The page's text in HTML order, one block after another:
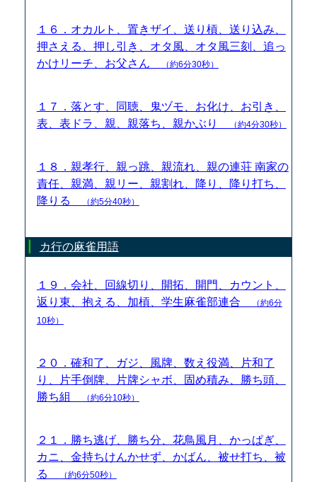
１６．オカルト、置きザイ、送り槓、送り込み、
押さえる、押し引き、オタ風、オタ風三刻、追っ
かけリーチ、お父さん
（約6分30秒）
１７．落とす、同聴、鬼ヅモ、お化け、お引き、
表、表ドラ、親、親落ち、親かぶり
（約4分30秒）
１８．親孝行、親っ跳、親流れ、親の連荘 南家の
責任、親満、親リー、親割れ、降り、降り打ち、
降りる
（約5分40秒）
カ行の麻雀用語
１９．会社、回線切り、開拓、開門、カウント、
返り東、抱える、加槓、学生麻雀部連合
（約6分
10秒）
２０．確和了、ガジ、風牌、数え役満、片和了
り、片手倒牌、片牌シャボ、固め積み、勝ち頭、
勝ち組
（約6分10秒）
２１．勝ち逃げ、勝ち分、花鳥風月、かっぱぎ、
カニ、金持ちけんかせず、かばん、被せ打ち、被
る
（約6分50秒）